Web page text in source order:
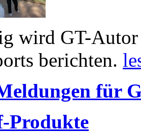
wird GT-
berichten.
für
Produkte